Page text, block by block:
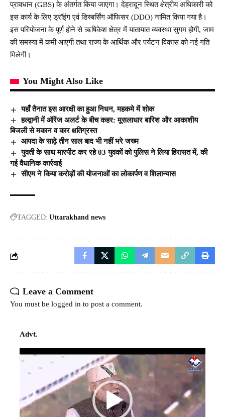
प्रावधान (GBS) के अंतर्गत किया जाएगा। देहरादून स्थित क्षेत्रीय अधिकारी को
इस कार्य के लिए ड्रॉइंग एवं डिस्बर्सिंग ऑफिसर (DDO) नामित किया गया है।
इस परियोजना के पूर्ण होने से ऋषिकेश क्षेत्र में यातायात व्यवस्था सुगम होगी, जाम
की समस्या में कमी आएगी तथा राज्य के आर्थिक और पर्यटन विकास को नई गति
मिलेगी।
You Might Also Like
यहाँ तैनात इस आरक्षी का हुआ निधन, महकमे में शोक
हल्द्वानी में ऑरेंज अलर्ट के बीच कहर: मूसलाधार बारिश और आकाशीय
बिजली से मकान व कार क्षतिग्रस्त
आपदा के साढ़े तीन साल बाद भी नहीं भरे जख्म
युवती के साथ मारपीट कर रहे 03 युवकों को पुलिस ने लिया हिरासत में, की
गई वैधानिक कार्रवाई
सीएम ने किया करोड़ों की योजनाओं का लोकार्पण व शिलान्यास
TAGGED: Uttarakhand news
Leave a Comment
You must be logged in to post a comment.
Advt.
Video